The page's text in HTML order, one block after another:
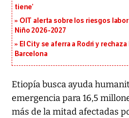
tiene’
OIT alerta sobre los riesgos
Niño 2026-2027
El City se aferra a Rodri y
Barcelona
Etiopía busca ayuda
emergencia para 16,5
más de la mitad afectadas